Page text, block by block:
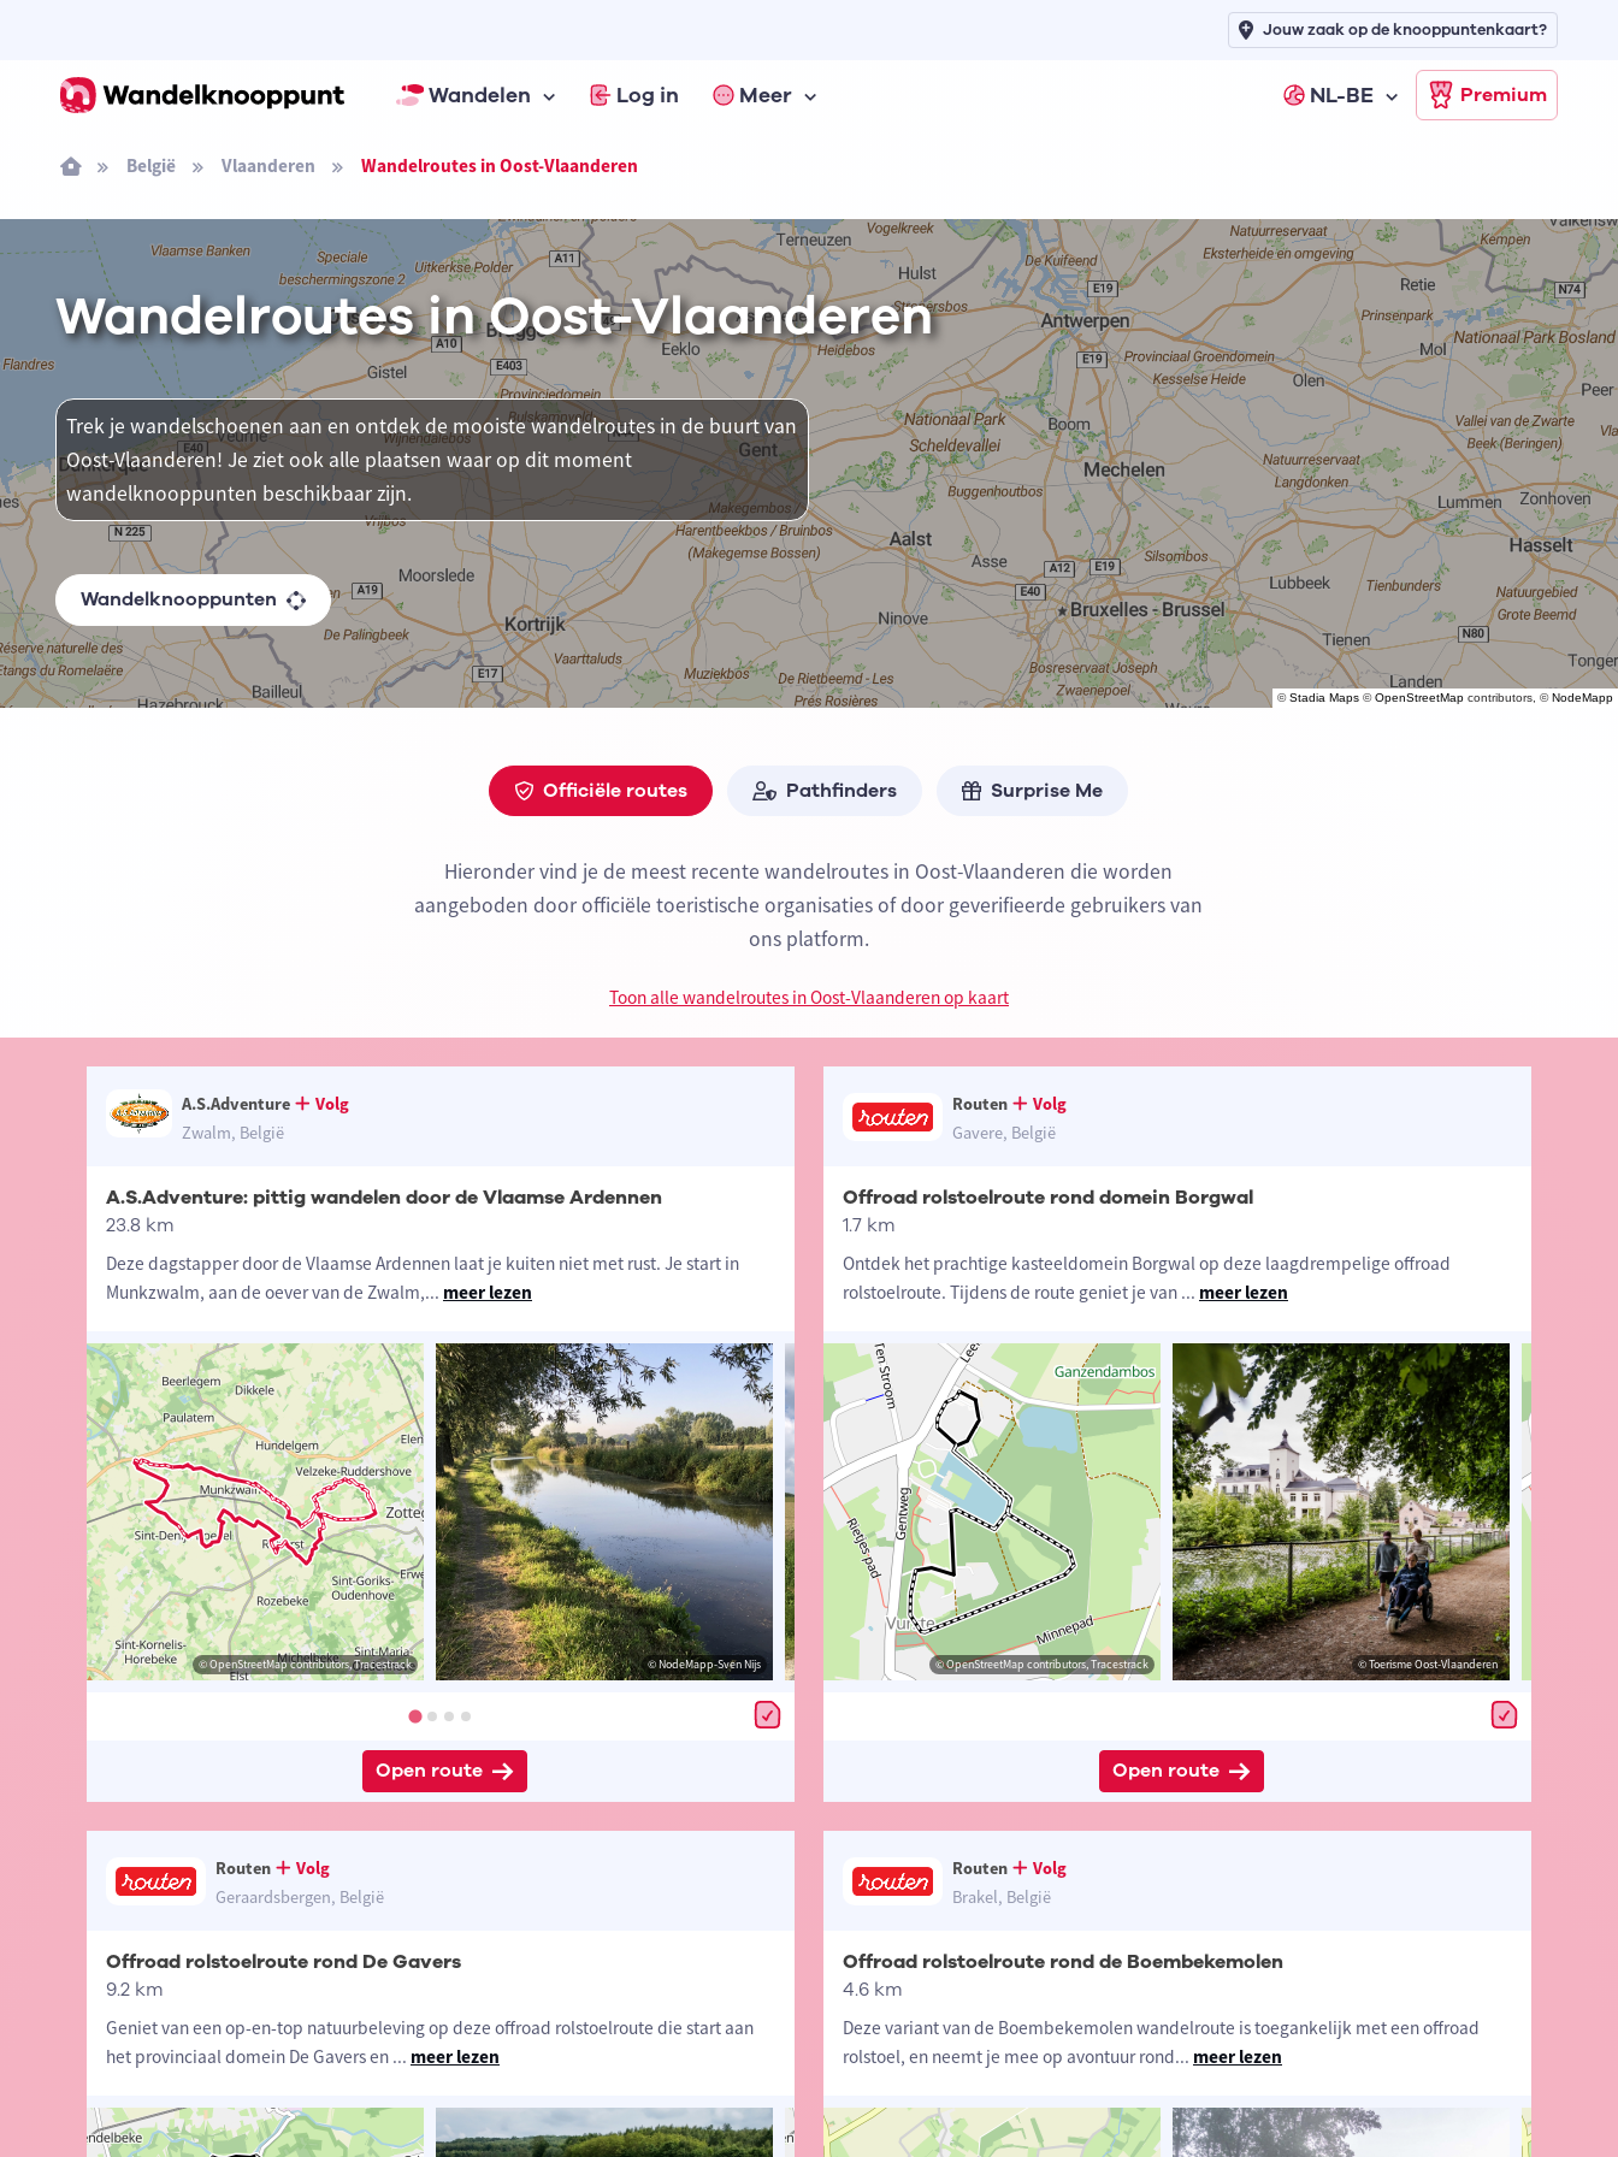
Wandelen Log in Meer NL-BE Premium
Jouw zaak op de knooppuntenkaart?
België Vlaanderen Wandelroutes in Oost-Vlaanderen
©Stadia Maps ©OpenStreetMap contributors, ©NodeMapp
Wandelroutes in Oost-Vlaanderen
Trek je wandelschoenen aan en ontdek de mooiste wandelroutes in de buurt van
Oost-Vlaanderen! Je ziet ook alle plaatsen waar op dit moment
wandelknooppunten beschikbaar zijn.
Wandelknooppunten
Officiële routes Pathfinders Surprise Me
Hieronder vind je de meest recente wandelroutes in Oost-Vlaanderen die worden
aangeboden door officiële toeristische organisaties of door geverifieerde gebruikers van
ons platform.
Toon alle wandelroutes in Oost-Vlaanderen op kaart
A.S.Adventure
Volg
Zwalm, België
A.S.Adventure: pittig wandelen door de Vlaamse Ardennen
23.8 km
Deze dagstapper door de Vlaamse Ardennen laat je kuiten niet met rust. Je start in
Munkzwalm, aan de oever van de Zwalm,... meer lezen
© OpenStreetMap contributors, Tracestrack © NodeMapp-Sven Nijs © NodeMapp-Sven Nijs © NodeMapp-Sven Nijs
Open route
Routen
Volg
Gavere, België
Offroad rolstoelroute rond domein Borgwal
1.7 km
Ontdek het prachtige kasteeldomein Borgwal op deze laagdrempelige offroad
rolstoelroute. Tijdens de route geniet je van ... meer lezen
Oost-Vlaanderen © OpenStreetMap contributors, Tracestrack © Toerisme Oost-Vlaanderen © OpenStreetMap contributors, Tracestrack © Toerisme Oost-Vlaanderen
Open route
Routen
Volg
Geraardsbergen, België
Offroad rolstoelroute rond De Gavers
9.2 km
Geniet van een op-en-top natuurbeleving op deze offroad rolstoelroute die start aan
het provinciaal domein De Gavers en ... meer lezen
Routen
Volg
Brakel, België
Offroad rolstoelroute rond de Boembekemolen
4.6 km
Deze variant van de Boembekemolen wandelroute is toegankelijk met een offroad
rolstoel, en neemt je mee op avontuur rond... meer lezen